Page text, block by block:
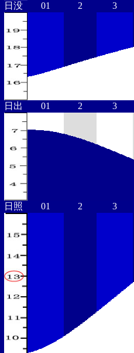
日没 01 2 3
日出 01 2 3
日照 01 2 3